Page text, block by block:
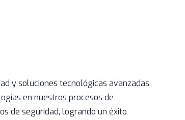
y soluciones tecnológicas avanzadas.
en nuestros procesos de
de seguridad, logrando un éxito